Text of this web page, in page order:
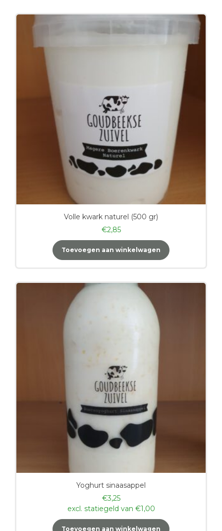
Volle kwark naturel (500 gr)
€2,85
Toevoegen aan winkelwagen
Yoghurt sinaasappel
€3,25
excl. statiegeld van €1,00
Toevoegen aan winkelwagen